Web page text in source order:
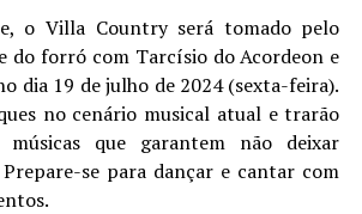
o Villa Country será tomado pelo
do forró com Tarcísio do Acordeon e
dia 19 de julho de 2024 (sexta-feira).
no cenário musical atual e trarão
músicas que garantem não deixar
se para dançar e cantar com